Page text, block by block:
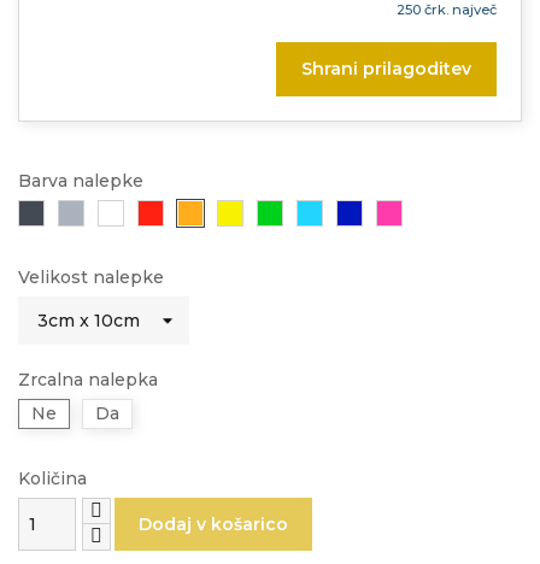
250 črk. največ
Shrani prilagoditev
Barva nalepke
modra
Velikost nalepke
Zrcalna nalepka
Ne
Da
Količina
Dodaj v košarico